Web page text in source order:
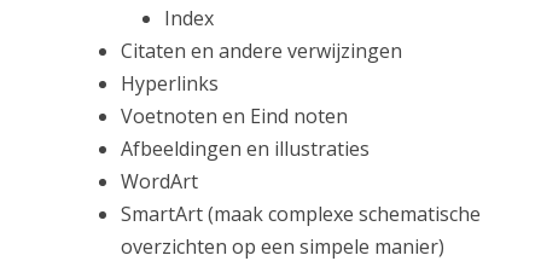
Index
Citaten en andere verwijzingen
Hyperlinks
Voetnoten en Eind noten
Afbeeldingen en illustraties
WordArt
SmartArt (maak complexe schematische
overzichten op een simpele manier)